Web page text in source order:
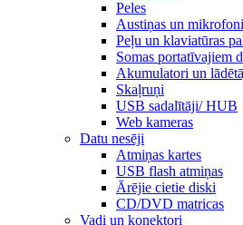
Peles
Austiņas un mikrofoni
Peļu un klaviatūras
Somas portatīvajiem
Akumulatori un
Skaļruņi
USB sadalītāji/ HUB
Web kameras
Datu nesēji
Atmiņas kartes
USB flash atmiņas
Ārējie cietie diski
CD/DVD matricas
Vadi un konektori